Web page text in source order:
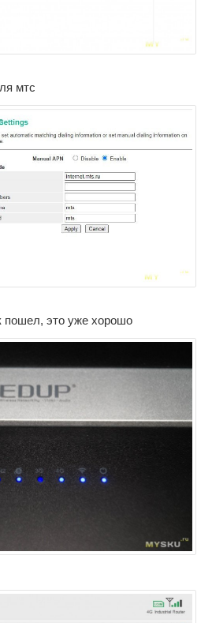
мтс
пошел, это уже хорошо